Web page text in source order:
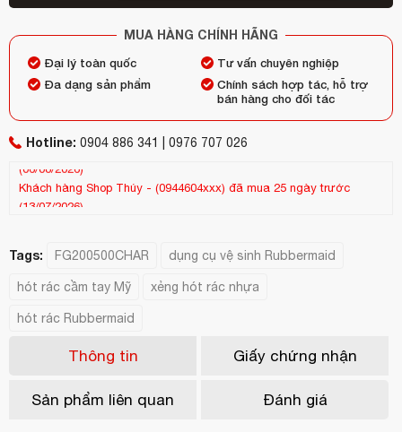
MUA HÀNG CHÍNH HÃNG
Đại lý toàn quốc
Tư vấn chuyên nghiệp
Đa dạng sản phẩm
Chính sách hợp tác, hỗ trợ
bán hàng cho đối tác
Hotline: 0904 886 341 | 0976 707 026
Khách hàng
(13/07/2026)
Tags: FG200500CHAR dụng cụ vệ sinh Rubbermaid
hót rác cầm tay Mỹ xẻng hót rác nhựa
hót rác Rubbermaid
Thông tin Giấy chứng nhận
Sản phẩm liên quan Đánh giá